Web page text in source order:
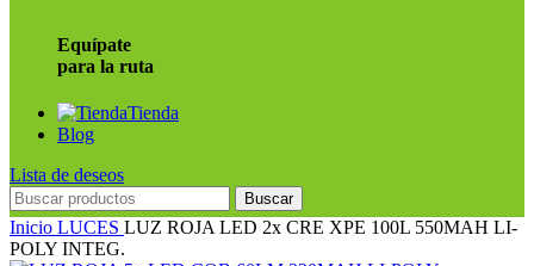
Equípate
para la ruta
Tienda
Blog
Lista de deseos
Buscar
Inicio LUCES LUZ ROJA LED 2x CRE XPE 100L 550MAH LI-
POLY INTEG.